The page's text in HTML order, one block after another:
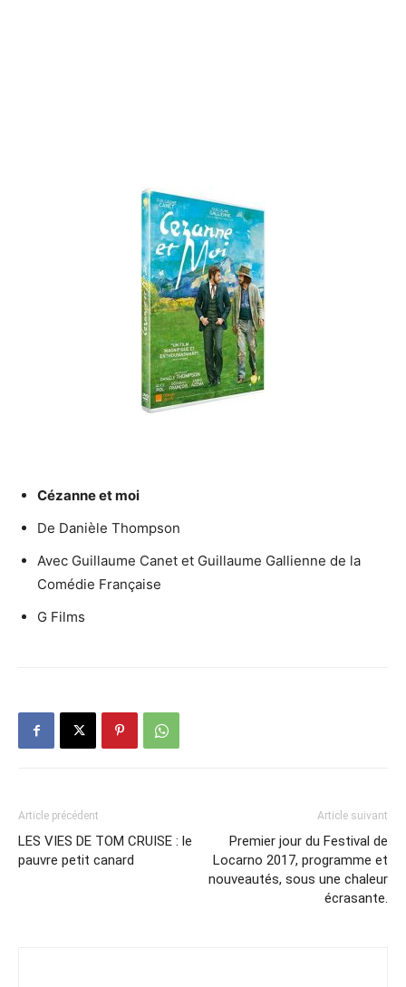
Cézanne et moi
De Danièle Thompson
Avec Guillaume Canet et Guillaume Gallienne de la
Comédie Française
G Films
Article précédent
LES VIES DE TOM CRUISE : le
pauvre petit canard
Article suivant
Premier jour du Festival de
Locarno 2017, programme et
nouveautés, sous une chaleur
écrasante.